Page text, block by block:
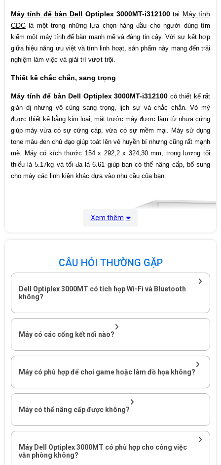
Cổng kết nối
RJ-45; 01 HDMI 1.4 Port, 01 Display Port
1.4; 1 VGA ; 1 UAJ (Universial Audio
Jack); 1 Line-out
Cổng mở rộng
- 2 khe RAM, lên đến 64GB
- 2 khe cắm ổ cứng chuẩn M2, 2.5 inch và
3.5 inch
Kiểu dáng Case đứng to
Kích thước
1. Chiều rộng: 6,06 in. (154,00 mm)
2. Chiều sâu: 11,50 in. (292,20 mm)
3. Chiều cao: 12,77 in. (324,30 mm)
Trọng lượng (tối thiểu): 11,41 lb (5,17 kg)
Trọng lượng (tối đa): 14,59 lb (6,61 kg)
Máy tính để bàn Dell Optiplex 3000MT-i312100 tại Máy tính
CDC là một trong những lựa chọn hàng đầu cho người dùng tìm
kiếm một máy tính để bàn mạnh mẽ và đáng tin cậy. Với sự kết hợp
giữa hiệu năng ưu việt và tính linh hoạt, sản phẩm này mang đến trải
nghiệm làm việc và giải trí vượt trội.
Thiết kế chắc chắn, sang trọng
Máy tính để bàn Dell Optiplex 3000MT-i312100 có thiết kế rất
giản dị nhưng vô cùng sang trọng, lịch sự và chắc chắn. Vỏ mý
được thiết kế bằng kim loại, mặt trước máy được làm từ nhựa cứng
giúp máy vừa có sự cứng cáp, vừa có sự mềm mại. Máy sử dụng
tone màu đen chủ đạo giúp toát lên vẻ huyền bí nhưng cũng rất mạnh
mẽ. Máy có kích thước 154 x 292,2 x 324,30 mm, trọng lượng tối
thiểu là 5.17kg và tối đa là 6.61 giúp bạn có thể nâng cấp, bổ sung
cho máy các linh kiện khác dựa vào nhu cầu của bạn.
Cấu hình mạnh mẽ, linh kiện cao cấp
Máy tính để bànDell Optiplex 3000MT-i312100được trang bị
CPU Intel Core i3-12100 (up to 4.3Ghz, 12MB), tốc độ xung nhịp lên
tới 4.3Ghz, bộ nhớ đệm 12MB, bổ trợ cho nó là chipset Intel B660
giúp máy có tốc độ xử lý mạnh mẽ hơn tất cả. Chipset này đóng vai
trò quan trọng trong việc tối ưu hóa hoạt động của hệ thống, cung
cấp sự linh hoạt, khả năng mở rộng cho các máy và mang đến trải
nghiệm tốt hơn cho người dùng.
Xem thêm
CÂU HỎI THƯỜNG GẶP
Dell Optiplex 3000MT có tích hợp Wi-Fi và Bluetooth
không?
Máy có các cổng kết nối nào?
Máy có phù hợp để chơi game hoặc làm đồ họa không?
Máy có thể nâng cấp được không?
Máy Dell Optiplex 3000MT có phù hợp cho công việc
văn phòng không?